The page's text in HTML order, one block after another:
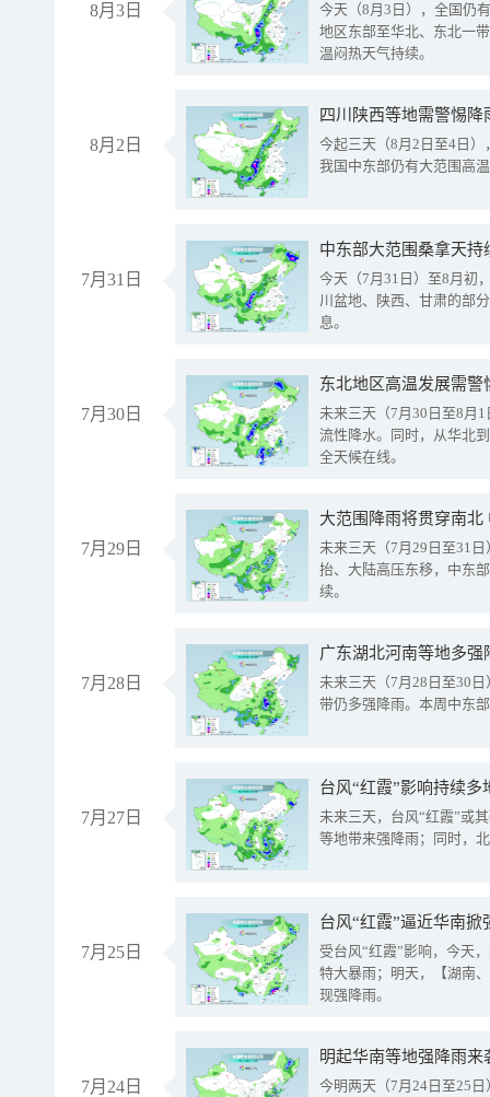
8月3日
今天（8月3日），全国仍
地区东部至华北、东北一
温闷热天气持续。
8月2日
今起三天（8月2日至4日
我国中东部仍有大范围高
7月31日
中东部大范围桑拿天
今天（7月31日）至8月初
川盆地、陕西、甘肃的部
息。
7月30日
东北地区高温发展需
未来三天（7月30日至8月
流性降水。同时，从华北
全天候在线。
7月29日
大范围降雨将贯穿南
未来三天（7月29日至31
抬、大陆高压东移，中东
续。
7月28日
广东湖北河南等地多
未来三天（7月28日至30
带仍多强降雨。本周中东
7月27日
台风“红霞”影响持续
未来三天，台风“红霞”或
等地带来强降雨；同时，
7月25日
台风“红霞”逼近华南
受台风“红霞”影响，今天
特大暴雨；明天，【湖南
现强降雨。
7月24日
明起华南等地强降雨
今明两天（7月24日至25